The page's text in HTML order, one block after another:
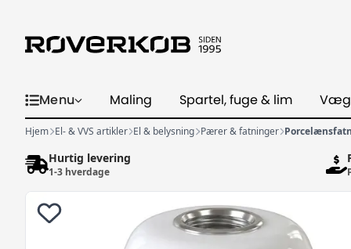
Menu Maling Spartel, fuge & lim
Hjem El- & VVS artikler El & belysning Pærer & fatninger
Hurtig levering
1-3 hverdage